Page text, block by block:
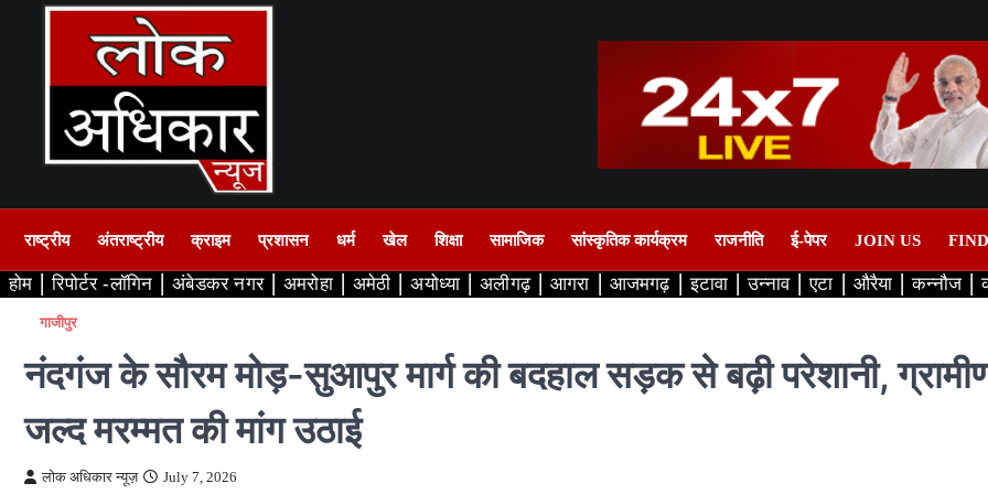
राष्ट्रीय अंतराष्ट्रीय क्राइम प्रशासन धर्म खेल शिक्षा सामाजिक सांस्कृतिक कार्यक्रम राजनीति ई-पेपर JOIN US
होम रिपोर्टर -लॉगिन अंबेडकर नगर अमरोहा अमेठी अयोध्या अलीगढ़ आगरा आजमगढ़ इटावा उन्नाव एटा औरैया कन्नौज
गाजीपुर
नंदगंज के सौरम मोड़-सुआपुर मार्ग की बदहाल सड़क से बढ़ी परेशानी,
जल्द मरम्मत की मांग उठाई
लोक अधिकार न्यूज़ July 7, 2026